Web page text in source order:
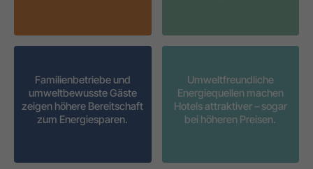
Familienbetriebe und
umweltbewusste Gäste
zeigen höhere Bereitschaft
zum Energiesparen.
Umweltfreundliche
Energiequellen machen
Hotels attraktiver – sogar
bei höheren Preisen.